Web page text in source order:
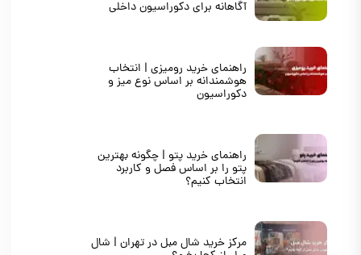
آگاهانه برای دکوراسیون داخلی
راهنمای خرید رومیزی | انتخاب
هوشمندانه بر اساس نوع میز و
دکوراسیون
راهنمای خرید پتو | چگونه بهترین
پتو را بر اساس فصل و کاربرد
انتخاب کنیم؟
مرکز خرید شال مبل در تهران | شال